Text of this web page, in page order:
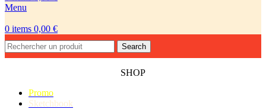
Menu
0 items 0,00 €
Search
SHOP
Promo
Sketchbook